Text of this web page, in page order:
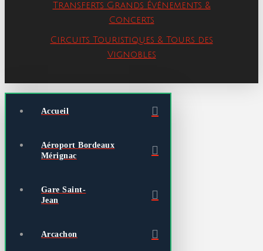
Transferts Grands Événements &
Concerts
Circuits Touristiques & Tours des
Vignobles
Accueil
Aéroport Bordeaux
Mérignac
Gare Saint-
Jean
Arcachon